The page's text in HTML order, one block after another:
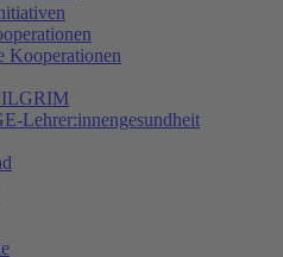
Kooperationen
Lehrer:innengesundheit